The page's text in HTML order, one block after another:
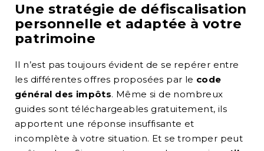
Une stratégie de défiscalisation
personnelle et adaptée à votre
patrimoine
Il n’est pas toujours évident de se repérer entre
les différentes offres proposées par le code
général des impôts. Même si de nombreux
guides sont téléchargeables gratuitement, ils
apportent une réponse insuffisante et
incomplète à votre situation. Et se tromper peut